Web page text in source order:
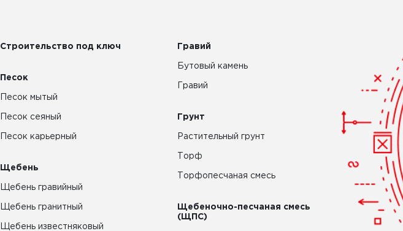
Строительство под ключ
Песок
Песок мытый
Песок сеяный
Песок карьерный
Щебень
Щебень гравийный
Щебень гранитный
Щебень известняковый
Гравий
Бутовый камень
Гравий
Грунт
Растительный грунт
Торф
Торфопесчаная смесь
Щебеночно-песчаная смесь
(ЩПС)